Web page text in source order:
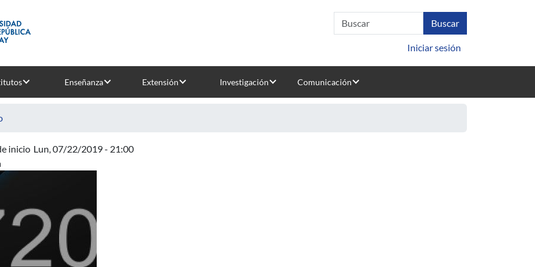
Iniciar sesión
Enseñanza Extensión Investigación Comunicación
inicio Lun, 07/22/2019 - 21:00